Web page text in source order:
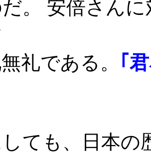
。 安倍さん
礼である。
｢
ても、日本の